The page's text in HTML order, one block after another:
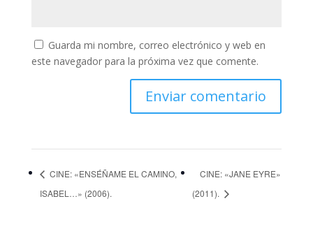
Guarda mi nombre, correo electrónico y web en
este navegador para la próxima vez que comente.
CINE: «ENSÉÑAME EL CAMINO,
ISABEL…» (2006).
CINE: «JANE EYRE»
(2011).